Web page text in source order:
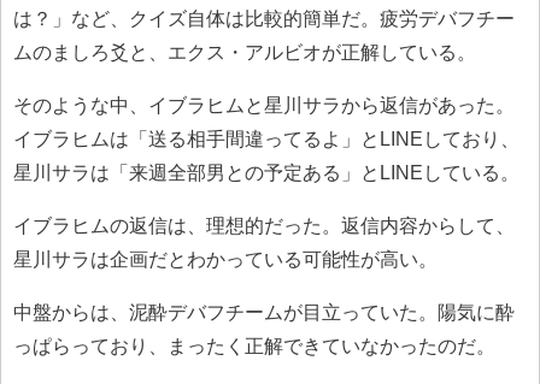
は？」など、クイズ自体は比較的簡単だ。疲労デバフチー
ムのましろ爻と、エクス・アルビオが正解している。
そのような中、イブラヒムと星川サラから返信があった。
イブラヒムは「送る相手間違ってるよ」とLINEしており、
星川サラは「来週全部男との予定ある」とLINEしている。
イブラヒムの返信は、理想的だった。返信内容からして、
星川サラは企画だとわかっている可能性が高い。
中盤からは、泥酔デバフチームが目立っていた。陽気に酔
っぱらっており、まったく正解できていなかったのだ。